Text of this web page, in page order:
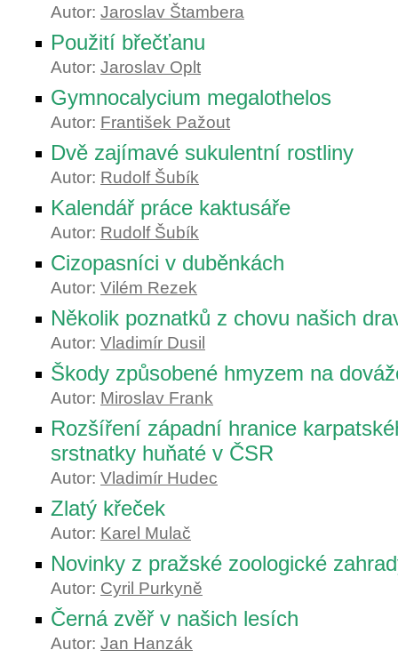
Autor: Jaroslav Štambera
Použití břečťanu
Autor: Jaroslav Oplt
Gymnocalycium megalothelos
Autor: František Pažout
Dvě zajímavé sukulentní rostliny
Autor: Rudolf Šubík
Kalendář práce kaktusáře
Autor: Rudolf Šubík
Cizopasníci v duběnkách
Autor: Vilém Rezek
Několik poznatků z chovu našich
Autor: Vladimír Dusil
Škody způsobené hmyzem na
Autor: Miroslav Frank
Rozšíření západní hranice
srstnatky huňaté v ČSR
Autor: Vladimír Hudec
Zlatý křeček
Autor: Karel Mulač
Novinky z pražské zoologické
Autor: Cyril Purkyně
Černá zvěř v našich lesích
Autor: Jan Hanzák